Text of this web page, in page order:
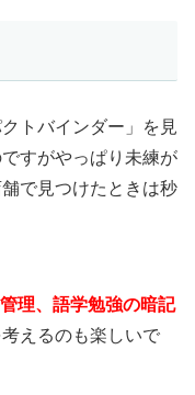
トバインダー」を見
すがやっぱり未練が
で見つけたときは秒
理、語学勉強の暗記
えるのも楽しいで